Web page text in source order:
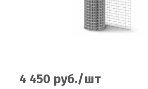
4 450 руб./шт